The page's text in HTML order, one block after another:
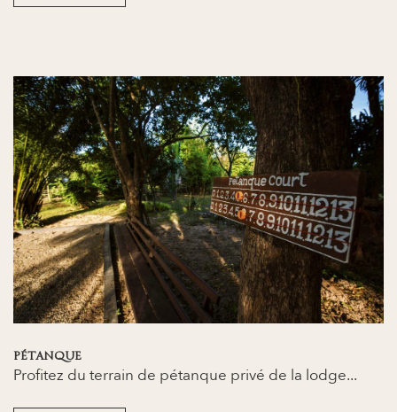
PÉTANQUE
Profitez du terrain de pétanque privé de la lodge...